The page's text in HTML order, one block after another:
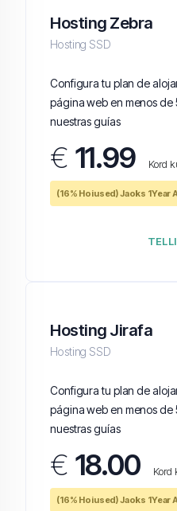
Hosting Zebra
Hosting SSD
Configura tu plan de
página web en menos de
nuestras guías
€ 11.99 Kord
(16% Hoiused) Jaoks
Hosting Jirafa
Hosting SSD
Configura tu plan de
página web en menos de
nuestras guías
€ 18.00 Kord
(16% Hoiused) Jaoks